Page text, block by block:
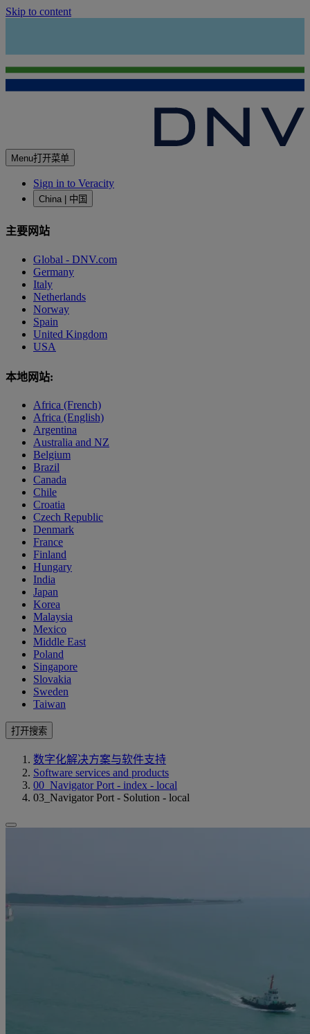
Skip to content
Menu打开菜单
Sign in to Veracity
China | 中国
主要网站
Global - DNV.com
Germany
Italy
Netherlands
Norway
Spain
United Kingdom
USA
本地网站:
Africa (French)
Africa (English)
Argentina
Australia and NZ
Belgium
Brazil
Canada
Chile
Croatia
Czech Republic
Denmark
France
Finland
Hungary
India
Japan
Korea
Malaysia
Mexico
Middle East
Poland
Singapore
Slovakia
Sweden
Taiwan
打开搜索
数字化解决方案与软件支持
Software services and products
00_Navigator Port - index - local
03_Navigator Port - Solution - local